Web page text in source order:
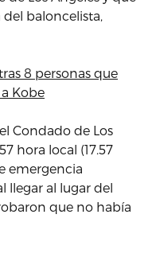
baloncelista,
8 personas que
Kobe
Condado de Los
hora local (17.57
emergencia
llegar al lugar del
que no había